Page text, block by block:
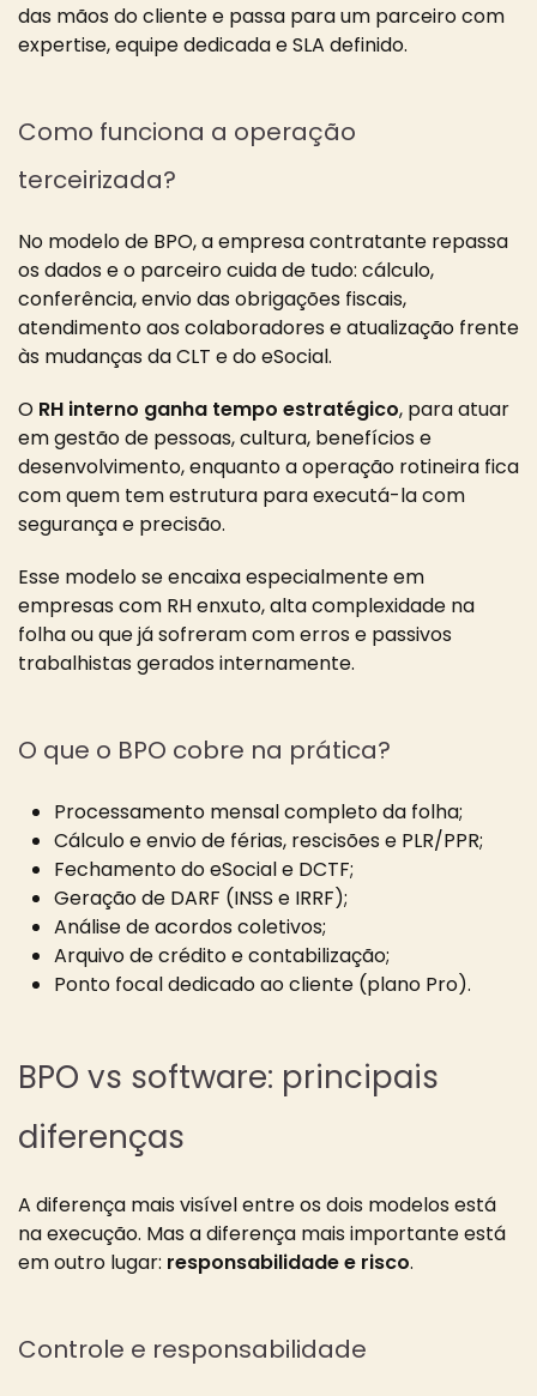
das mãos do cliente e passa para um parceiro com
expertise, equipe dedicada e SLA definido.
Como funciona a operação
terceirizada?
No modelo de BPO, a empresa contratante repassa
os dados e o parceiro cuida de tudo: cálculo,
conferência, envio das obrigações fiscais,
atendimento aos colaboradores e atualização frente
às mudanças da CLT e do eSocial.
O RH interno ganha tempo estratégico, para atuar
em gestão de pessoas, cultura, benefícios e
desenvolvimento, enquanto a operação rotineira fica
com quem tem estrutura para executá-la com
segurança e precisão.
Esse modelo se encaixa especialmente em
empresas com RH enxuto, alta complexidade na
folha ou que já sofreram com erros e passivos
trabalhistas gerados internamente.
O que o BPO cobre na prática?
Processamento mensal completo da folha;
Cálculo e envio de férias, rescisões e PLR/PPR;
Fechamento do eSocial e DCTF;
Geração de DARF (INSS e IRRF);
Análise de acordos coletivos;
Arquivo de crédito e contabilização;
Ponto focal dedicado ao cliente (plano Pro).
BPO vs software: principais
diferenças
A diferença mais visível entre os dois modelos está
na execução. Mas a diferença mais importante está
em outro lugar: responsabilidade e risco.
Controle e responsabilidade